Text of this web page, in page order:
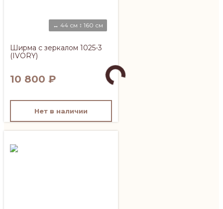
↔ 44 см ↕ 160 см
Ширма с зеркалом 1025-3
(IVORY)
10 800 ₽
Нет в наличии